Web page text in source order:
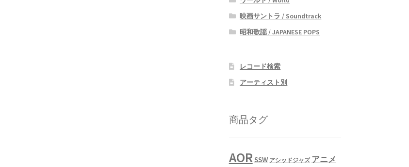
映画サントラ / Soundtrack
昭和歌謡 / JAPANESE POPS
レコード検索
アーティスト別
商品タグ
AORSSW アシッドジャズ アニメ